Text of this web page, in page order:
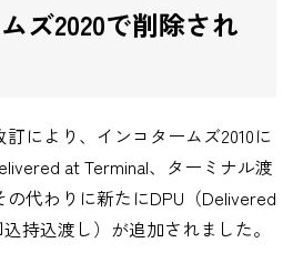
ズ2020で削除され
により、インコタームズ2010に
at Terminal、ターミナル渡
代わりに新たにDPU（Delivered
持込渡し）が追加されました。